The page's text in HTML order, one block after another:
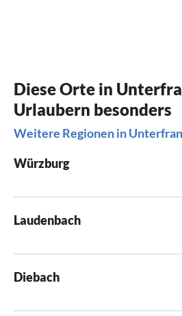
Diese Orte in
Urlaubern besonders
Weitere Regionen in
Würzburg
Laudenbach
Diebach